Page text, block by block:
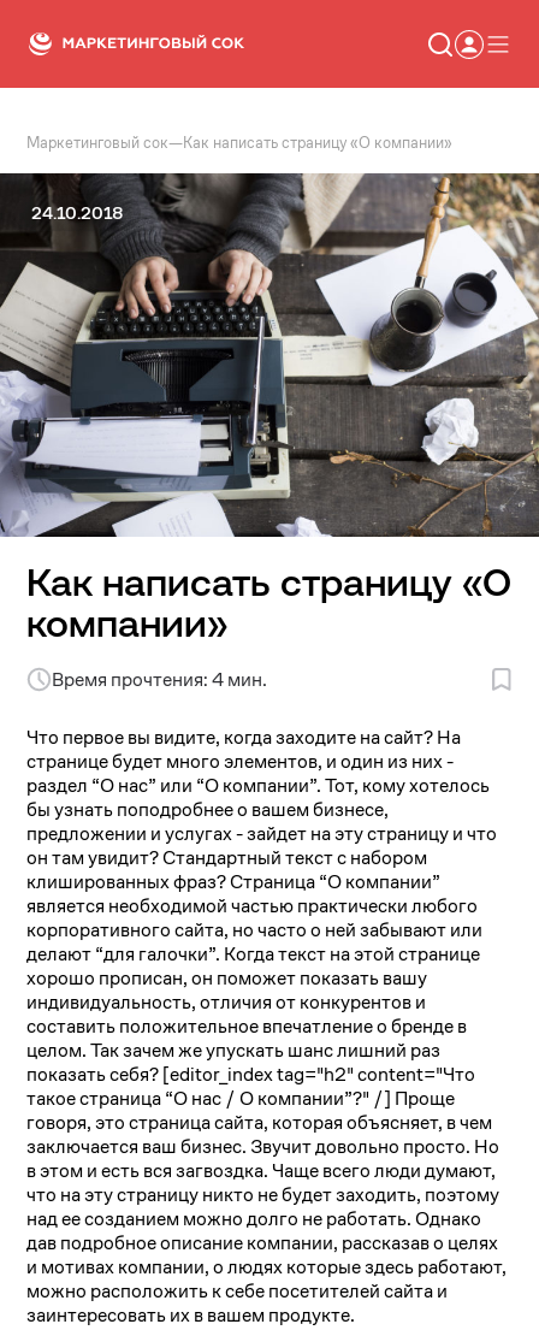
Статьи
Новости
Сервисы
Словарь
Консалтинг
Маркетинговый сок—Как написать страницу «О компании»
24.10.2018
Как написать страницу «О
компании»
Время прочтения: 4 мин.
Что первое вы видите, когда заходите на сайт? На
странице будет много элементов, и один из них -
раздел “О нас” или “О компании”. Тот, кому хотелось
бы узнать поподробнее о вашем бизнесе,
предложении и услугах - зайдет на эту страницу и что
он там увидит? Стандартный текст с набором
клишированных фраз?Страница “О компании”
является необходимой частью практически любого
корпоративного сайта, но часто о ней забывают или
делают “для галочки”. Когда текст на этой странице
хорошо прописан, он поможет показать вашу
индивидуальность, отличия от конкурентов и
составить положительное впечатление о бренде в
целом. Так зачем же упускать шанс лишний раз
показать себя?[editor_index tag="h2" content="Что
такое страница “О нас / О компании”?" /] Проще
говоря, это страница сайта, которая объясняет, в чем
заключается ваш бизнес. Звучит довольно просто. Но
в этом и есть вся загвоздка. Чаще всего люди думают,
что на эту страницу никто не будет заходить, поэтому
над ее созданием можно долго не работать. Однако
дав подробное описание компании, рассказав о целях
и мотивах компании, о людях которые здесь работают,
можно расположить к себе посетителей сайта и
заинтересовать их в вашем продукте.